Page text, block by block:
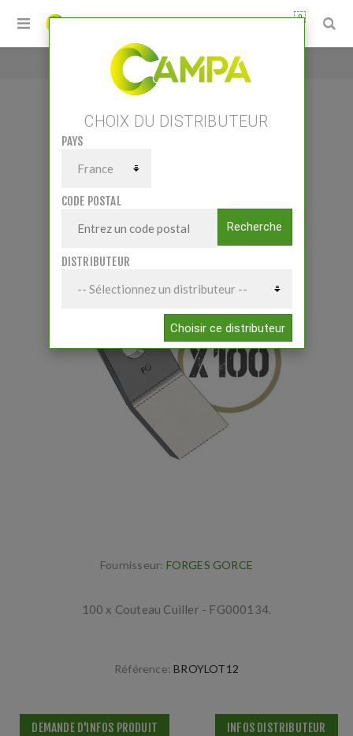
0
Accueil / LOT Couteau Cuiller
Fournisseur: FORGES GORCE
100 x Couteau Cuiller - FG000134.
Référence: BROYLOT12
DEMANDE D'INFOS PRODUIT INFOS DISTRIBUTEUR
CHOIX DU DISTRIBUTEUR
PAYS
CODE POSTAL
Recherche
DISTRIBUTEUR
Choisir ce distributeur